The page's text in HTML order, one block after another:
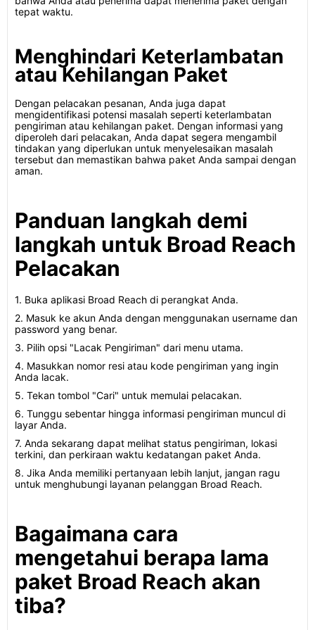
tepat waktu.
Menghindari Keterlambatan
atau Kehilangan Paket
Dengan pelacakan pesanan, Anda juga dapat
mengidentifikasi potensi masalah seperti keterlambatan
pengiriman atau kehilangan paket. Dengan informasi yang
diperoleh dari pelacakan, Anda dapat segera mengambil
tindakan yang diperlukan untuk menyelesaikan masalah
tersebut dan memastikan bahwa paket Anda sampai dengan
aman.
Panduan langkah demi
langkah untuk Broad Reach
Pelacakan
1. Buka aplikasi Broad Reach di perangkat Anda.
2. Masuk ke akun Anda dengan menggunakan username dan
password yang benar.
3. Pilih opsi "Lacak Pengiriman" dari menu utama.
4. Masukkan nomor resi atau kode pengiriman yang ingin
Anda lacak.
5. Tekan tombol "Cari" untuk memulai pelacakan.
6. Tunggu sebentar hingga informasi pengiriman muncul di
layar Anda.
7. Anda sekarang dapat melihat status pengiriman, lokasi
terkini, dan perkiraan waktu kedatangan paket Anda.
8. Jika Anda memiliki pertanyaan lebih lanjut, jangan ragu
untuk menghubungi layanan pelanggan Broad Reach.
Bagaimana cara
mengetahui berapa lama
paket Broad Reach akan
tiba?